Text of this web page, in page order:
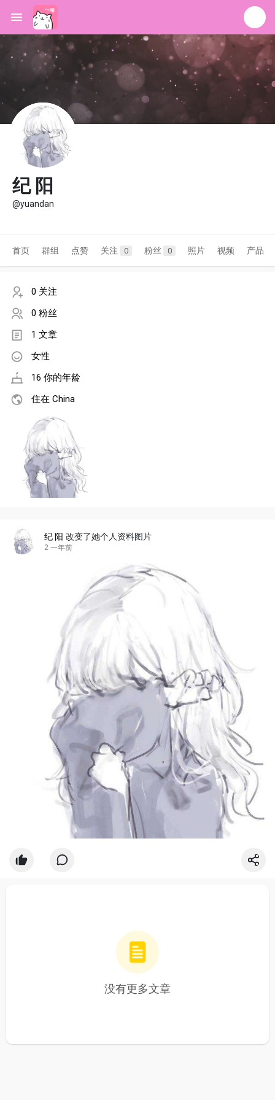
纪 阳
@yuandan
首页 群组 点赞 关注 0 粉丝 0 照片 视频 产品
0 关注
0 粉丝
1 文章
女性
16 你的年龄
住在 China
纪 阳 改变了她个人资料图片
2 一年前
没有更多文章